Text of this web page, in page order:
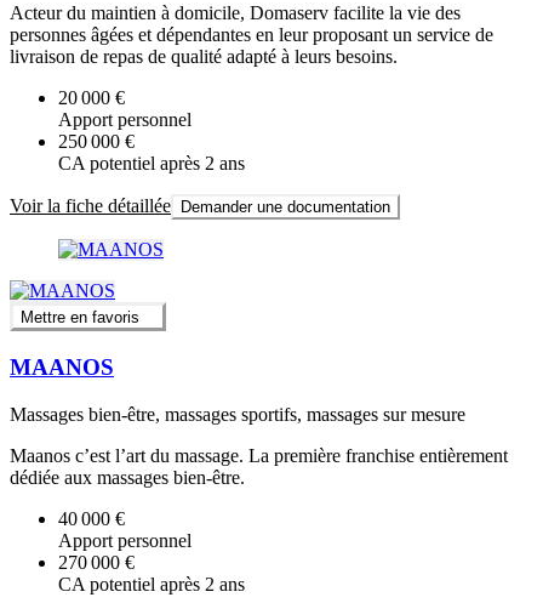
Acteur du maintien à domicile, Domaserv facilite la vie des
personnes âgées et dépendantes en leur proposant un service de
livraison de repas de qualité adapté à leurs besoins.
20 000 €
Apport personnel
250 000 €
CA potentiel après 2 ans
Voir la fiche détaillée Demander une documentation
Mettre en favoris
MAANOS
Massages bien-être, massages sportifs, massages sur mesure
Maanos c’est l’art du massage. La première franchise entièrement
dédiée aux massages bien-être.
40 000 €
Apport personnel
270 000 €
CA potentiel après 2 ans